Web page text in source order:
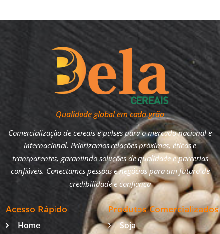
Qualidade global em cada grão
Comercialização de cereais e pulses para o mercado nacional e
internacional. Priorizamos relações próximas, éticas e
transparentes, garantindo soluções de qualidade e parcerias
confiáveis. Conectamos pessoas e negócios para um futuro de
credibilidade e confiança
Acesso Rápido
Home
Produtos Comercializados
Soja